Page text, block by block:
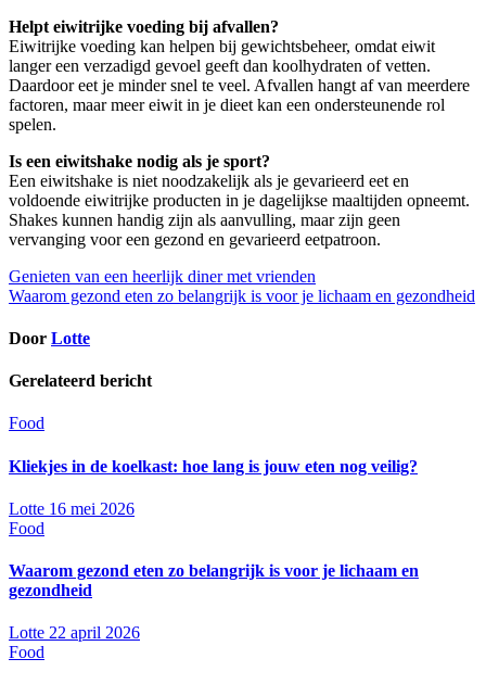
Helpt eiwitrijke voeding bij afvallen?
Eiwitrijke voeding kan helpen bij gewichtsbeheer, omdat eiwit
langer een verzadigd gevoel geeft dan koolhydraten of vetten.
Daardoor eet je minder snel te veel. Afvallen hangt af van meerdere
factoren, maar meer eiwit in je dieet kan een ondersteunende rol
spelen.
Is een eiwitshake nodig als je sport?
Een eiwitshake is niet noodzakelijk als je gevarieerd eet en
voldoende eiwitrijke producten in je dagelijkse maaltijden opneemt.
Shakes kunnen handig zijn als aanvulling, maar zijn geen
vervanging voor een gezond en gevarieerd eetpatroon.
Bericht
navigatie
Genieten van een heerlijk diner met vrienden
Waarom gezond eten zo belangrijk is voor je lichaam en gezondheid
Door Lotte
Gerelateerd bericht
Food
Kliekjes in de koelkast: hoe lang is jouw eten nog veilig?
Lotte 16 mei 2026
Food
Waarom gezond eten zo belangrijk is voor je lichaam en
gezondheid
Lotte 22 april 2026
Food